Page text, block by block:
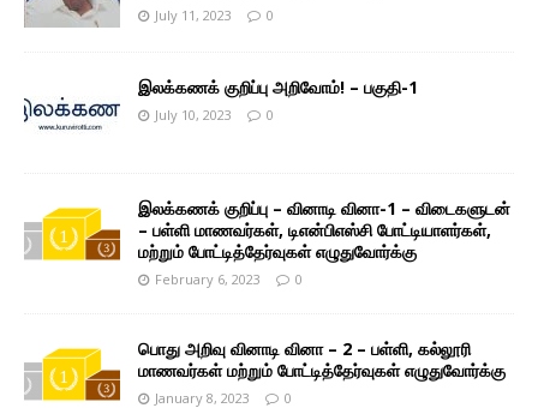
July 11, 2023 0
இலக்கணக் குறிப்பு அறிவோம்! – பகுதி-1
July 10, 2023 0
இலக்கணக் குறிப்பு – வினாடி வினா-1 – விடைகளுடன்
– பள்ளி மாணவர்கள், டிஎன்பிஎஸ்சி போட்டியாளர்கள்,
மற்றும் போட்டித்தேர்வுகள் எழுதுவோர்க்கு
February 6, 2023 0
பொது அறிவு வினாடி வினா – 2 – பள்ளி, கல்லூரி
மாணவர்கள் மற்றும் போட்டித்தேர்வுகள் எழுதுவோர்க்கு
January 8, 2023 0